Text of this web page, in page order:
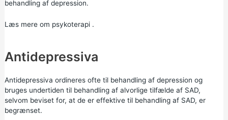
behandling af depression.
Læs mere om psykoterapi.
Antidepressiva
Antidepressiva ordineres ofte til behandling af depression og
bruges undertiden til behandling af alvorlige tilfælde af SAD,
selvom beviset for, at de er effektive til behandling af SAD, er
begrænset.